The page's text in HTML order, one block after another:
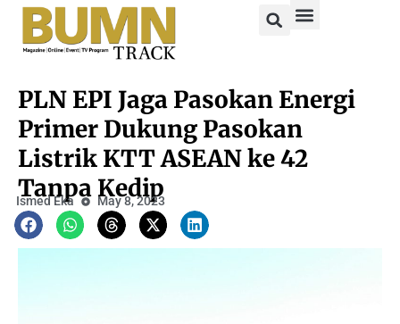
PLN EPI Jaga Pasokan Energi
Primer Dukung Pasokan
Listrik KTT ASEAN ke 42
Tanpa Kedip
Ismed Eka May 8, 2023